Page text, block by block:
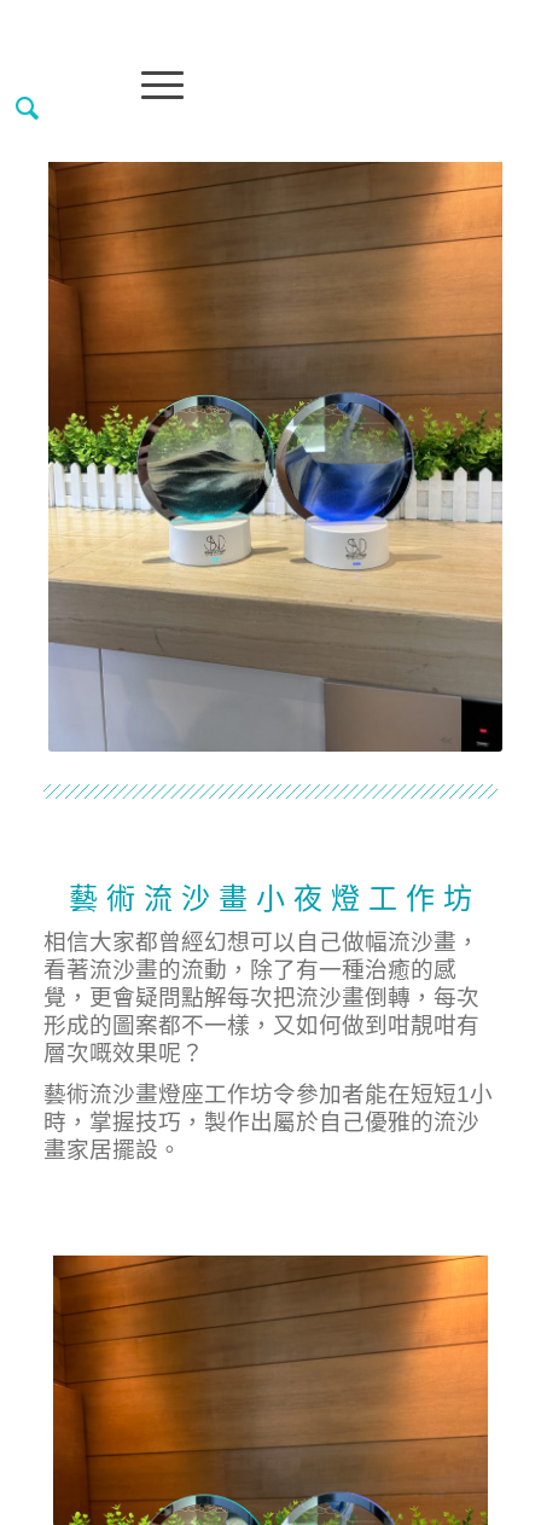
藝 術 流 沙 畫 小 夜 燈 工 作 坊
相信大家都曾經幻想可以自己做幅流沙畫，
看著流沙畫的流動，除了有一種治癒的感
覺，更會疑問點解每次把流沙畫倒轉，每次
形成的圖案都不一樣，又如何做到咁靚咁有
層次嘅效果呢？
藝術流沙畫燈座工作坊令參加者能在短短1小
時，掌握技巧，製作出屬於自己優雅的流沙
畫家居擺設。